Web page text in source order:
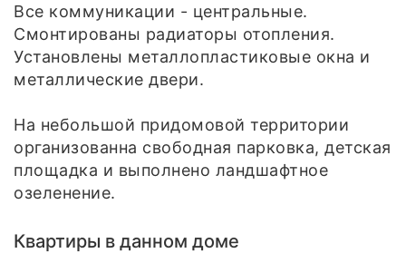
Все коммуникации - центральные.
Смонтированы радиаторы отопления.
Установлены металлопластиковые окна и
металлические двери.
На небольшой придомовой территории
организованна свободная парковка, детская
площадка и выполнено ландшафтное
озеленение.
Квартиры в данном доме